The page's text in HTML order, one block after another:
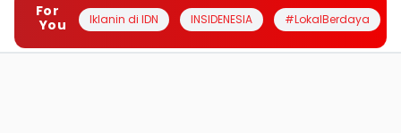
For
You
Iklanin di IDN INSIDENESIA #LokalBerdaya